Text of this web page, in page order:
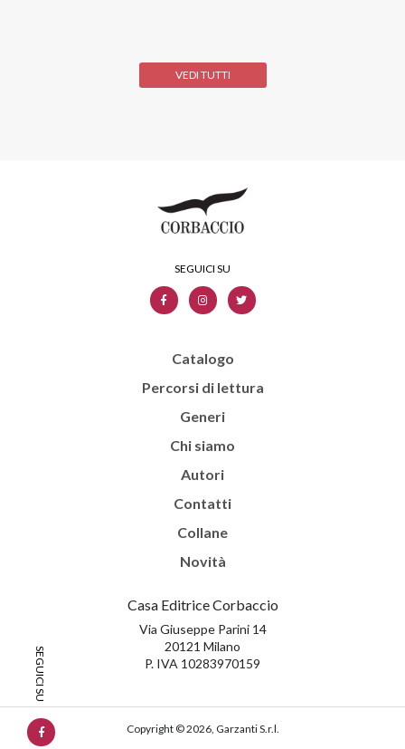
VEDI TUTTI
Catalogo
Percorsi di lettura
Generi
Chi siamo
Autori
Contatti
Collane
Novità
Casa Editrice Corbaccio
Via Giuseppe Parini 14
20121 Milano
P. IVA 10283970159
Copyright © 2026, Garzanti S.r.l.